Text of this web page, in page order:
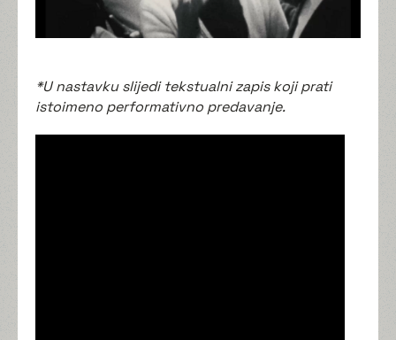
*U nastavku slijedi tekstualni zapis koji prati
istoimeno performativno predavanje.